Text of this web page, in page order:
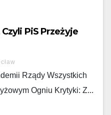
PiS Przeżyje
Rządy Wszystkich
Ogniu Krytyki: Z...